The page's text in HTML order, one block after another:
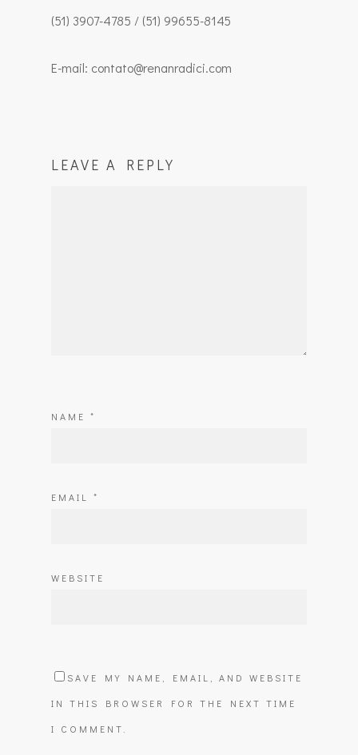
(51) 3907-4785 / (51) 99655-8145
E-mail: contato@renanradici.com
LEAVE A REPLY
NAME *
EMAIL *
WEBSITE
SAVE MY NAME, EMAIL, AND WEBSITE
IN THIS BROWSER FOR THE NEXT TIME
I COMMENT.